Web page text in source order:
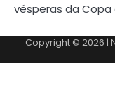
vésperas da Copa
Copyright © 2026 |